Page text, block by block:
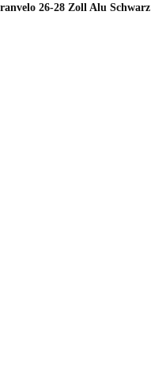
26-28 Zoll Alu Schwarz